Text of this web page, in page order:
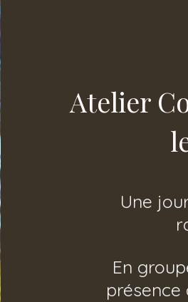
Atelier
Une
En
présence